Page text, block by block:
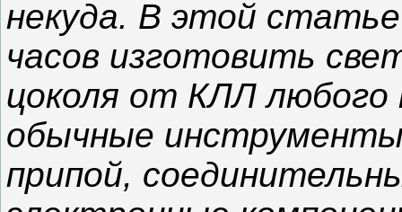
некуда. В этой статье
часов изготовить
цоколя от КЛЛ
обычные инструменты
припой,